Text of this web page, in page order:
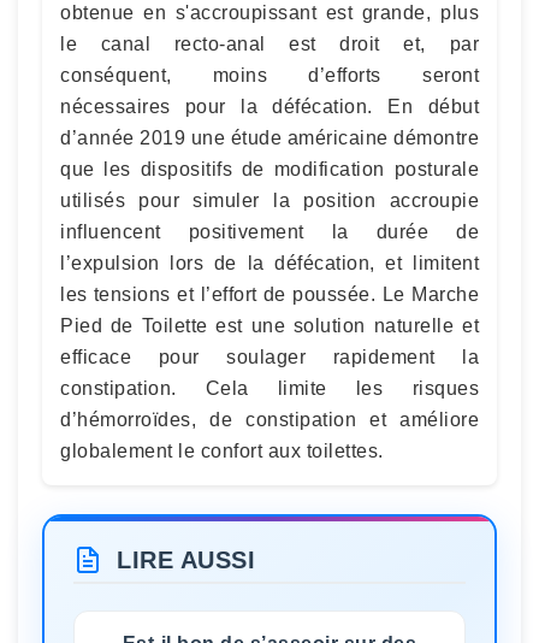
obtenue en s'accroupissant est grande, plus
le canal recto-anal est droit et, par
conséquent, moins d’efforts seront
nécessaires pour la défécation. En début
d’année 2019 une étude américaine démontre
que les dispositifs de modification posturale
utilisés pour simuler la position accroupie
influencent positivement la durée de
l’expulsion lors de la défécation, et limitent
les tensions et l’effort de poussée. Le Marche
Pied de Toilette est une solution naturelle et
efficace pour soulager rapidement la
constipation. Cela limite les risques
d’hémorroïdes, de constipation et améliore
globalement le confort aux toilettes.
LIRE AUSSI